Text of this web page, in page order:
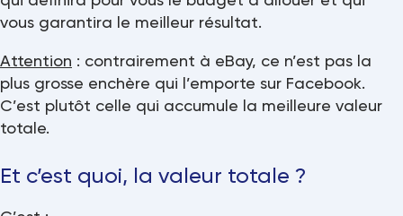
vous garantira le meilleur résultat.
Attention : contrairement à eBay, ce n’est pas la
plus grosse enchère qui l’emporte sur Facebook.
C’est plutôt celle qui accumule la meilleure valeur
totale.
Et c’est quoi, la valeur totale ?